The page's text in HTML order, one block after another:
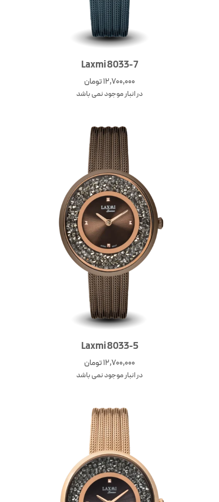
Laxmi 8033-7
12,700,000تومان
در انبار موجود نمی باشد
Laxmi 8033-5
12,700,000تومان
در انبار موجود نمی باشد